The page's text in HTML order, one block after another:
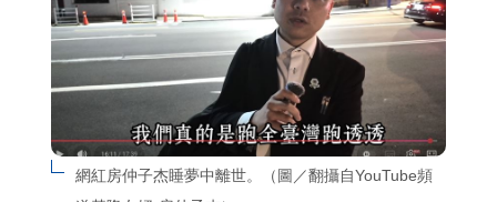
網紅房仲子杰睡夢中離世。（圖／翻攝自YouTube頻